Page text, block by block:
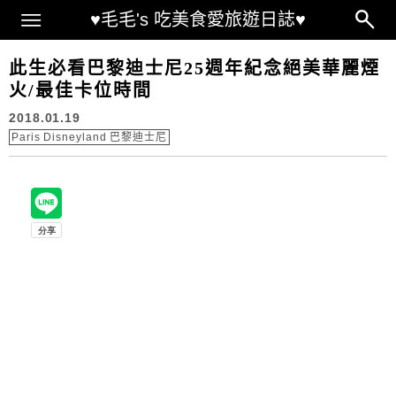
♥毛毛's 吃美食愛旅遊日誌♥
Main Menu
此生必看巴黎迪士尼25週年紀念絕美華麗煙
火/最佳卡位時間
2018.01.19
Paris Disneyland 巴黎迪士尼